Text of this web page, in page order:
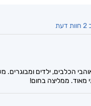
הכלבים, ילדים
מאוד. ממליצה בחום!